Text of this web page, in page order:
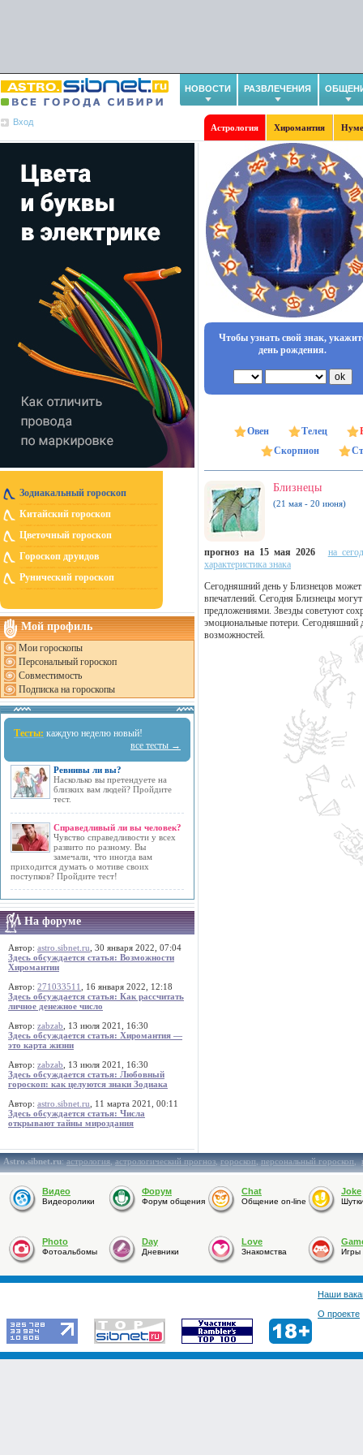
НОВОСТИ РАЗВЛЕЧЕНИЯ
Вход
Астрология Хиромантия
Зодиакальный гороскоп
Китайский гороскоп
Цветочный гороскоп
Гороскоп друидов
Рунический гороскоп
Мой профиль
Мои гороскопы
Персональный гороскоп
Совместимость
Подписка на гороскопы
Тесты: каждую неделю новый!
все тесты →
Ревнивы ли вы?
Насколько вы претендуете на
близких вам людей? Пройдите
тест.
Справедливый ли вы человек?
Чувство справедливости у всех
развито по разному. Вы
замечали, что иногда вам
приходится думать о мотиве своих
поступков? Пройдите тест!
На форуме
Автор: astro.sibnet.ru , 30 января 2022, 07:04
Здесь обсуждается статья: Возможности
Хиромантии
Автор: 271033511
, 16 января 2022, 12:18
Здесь обсуждается статья: Как рассчитать
личное денежное число
Автор: zabzab , 13 июля 2021, 16:30
Здесь обсуждается статья: Хиромантия —
это карта жизни
Автор: zabzab , 13 июля 2021, 16:30
Здесь обсуждается статья: Любовный
гороскоп: как целуются знаки Зодиака
Автор: astro.sibnet.ru , 11 марта 2021, 00:11
Здесь обсуждается статья: Числа
открывают тайны мироздания
Чтобы узнать свой знак,
день рождения.
Овен Телец
Скорпион
Близнецы
(21 мая - 20 июня)
прогноз на 15 мая 2026
на
характеристика знака
Сегодняшний день у Близнецов
впечатлений. Сегодня Близнецы
предложениями. Звезды советуют
эмоциональные потери. Сегодняшний
возможностей.
Astro.sibnet.ru:астрология,астрологический прогноз,гороскоп,персональный гороскоп,
Видео
Видеоролики
Форум
Форум общения
Chat
Общение on-line
Joke
Photo
Фотоальбомы
Day
Дневники
Love
Знакомства Игры
Наши
О проекте